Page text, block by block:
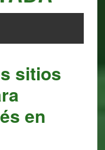
sitios
en